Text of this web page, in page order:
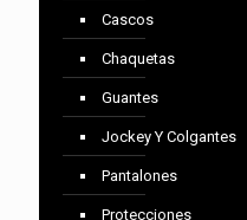
Cascos
Chaquetas
Guantes
Jockey Y Colgantes
Pantalones
Protecciones